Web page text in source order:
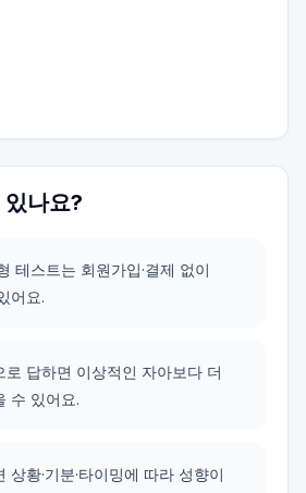
나요?
테스트는 회원가입·결제 없이
어요.
로 답하면 이상적인 자아보다 더
수 있어요.
상황·기분·타이밍에 따라 성향이